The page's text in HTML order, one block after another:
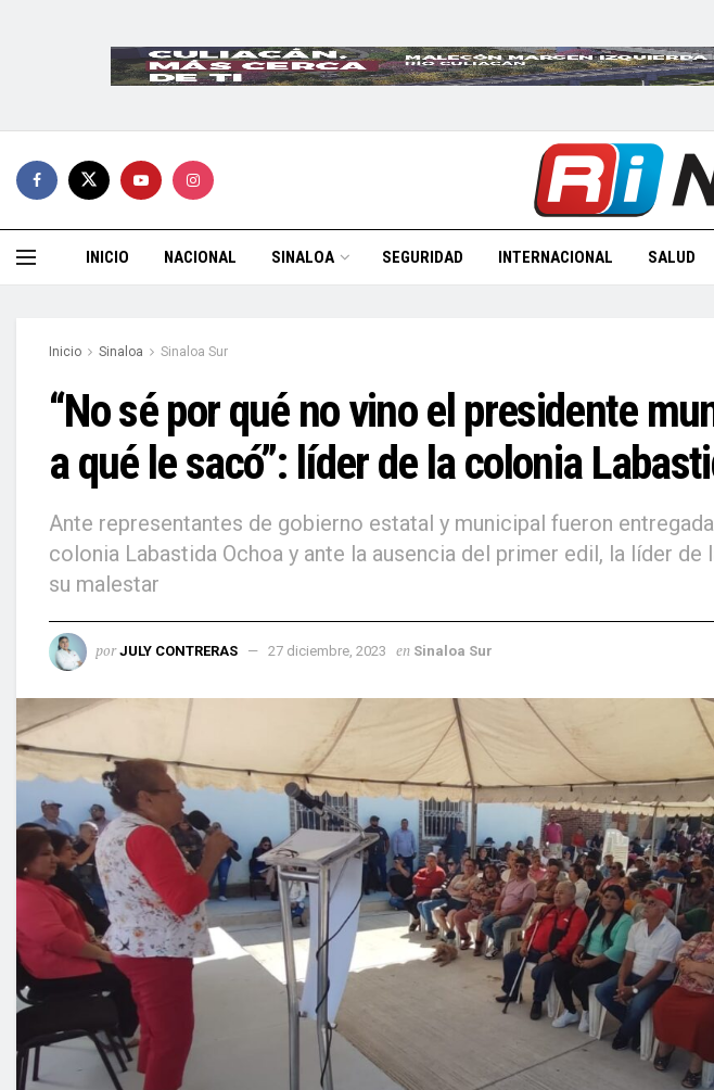
INICIO NACIONAL SINALOA SEGURIDAD INTERNACIONAL SALUD
Inicio Sinaloa Sinaloa Sur
“No sé por qué no vino el presidente
a qué le sacó”: líder de la colonia
Ante representantes de gobierno estatal y municipal fueron
colonia Labastida Ochoa y ante la ausencia del primer edil, la líder
su malestar
por JULY CONTRERAS 27 diciembre, 2023 en Sinaloa Sur